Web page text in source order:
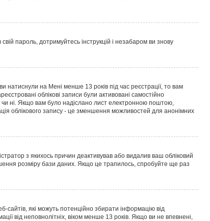
свій пароль, дотримуйтесь інструкцій і незабаром ви знову
натиснули на Мені менше 13 роківпід час реєстрації, то вам
облікові записи були активовані самостійно
чи ні. Якщо вам було надіслано лист електронною поштою,
облікового запису - це зменшення можливостей для анонімних
з якихось причин деактивував або видалив ваш обліковий
розміру бази даних. Якщо це трапилось, спробуйте ще раз
сайтів, які можуть потенційно збирати інформацію від
від неповнолітніх, віком менше 13 років. Якщо ви не впевнені,